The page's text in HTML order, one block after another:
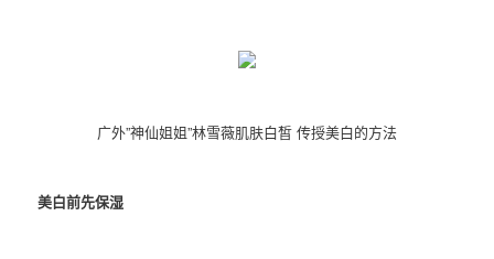
广外”神仙姐姐”林雪薇肌肤白皙 传授美白的方法
美白前先保湿